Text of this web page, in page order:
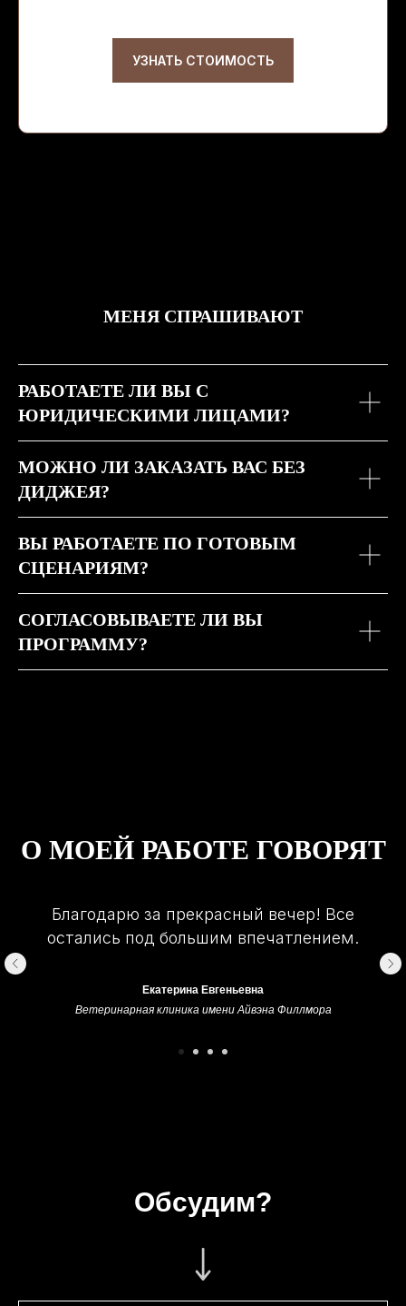
УЗНАТЬ СТОИМОСТЬ
МЕНЯ СПРАШИВАЮТ
РАБОТАЕТЕ ЛИ ВЫ С
ЮРИДИЧЕСКИМИ ЛИЦАМИ?
МОЖНО ЛИ ЗАКАЗАТЬ ВАС БЕЗ
ДИДЖЕЯ?
ВЫ РАБОТАЕТЕ ПО ГОТОВЫМ
СЦЕНАРИЯМ?
СОГЛАСОВЫВАЕТЕ ЛИ ВЫ
ПРОГРАММУ?
О МОЕЙ РАБОТЕ ГОВОРЯТ
Благодарю за прекрасный вечер! Все
остались под большим впечатлением.
Екатерина Евгеньевна
Ветеринарная клиника имени Айвэна Филлмора
Обсудим?